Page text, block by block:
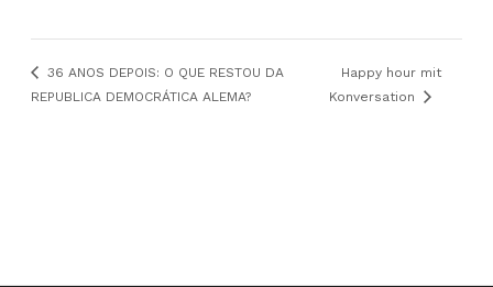
36 ANOS DEPOIS: O QUE RESTOU DA
REPUBLICA DEMOCRÁTICA ALEMA?
Happy hour mit
Konversation